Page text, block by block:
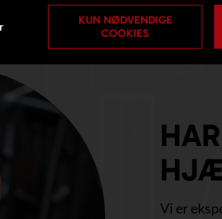
Vi er
KUN NØDVENDIGE
COOKIES